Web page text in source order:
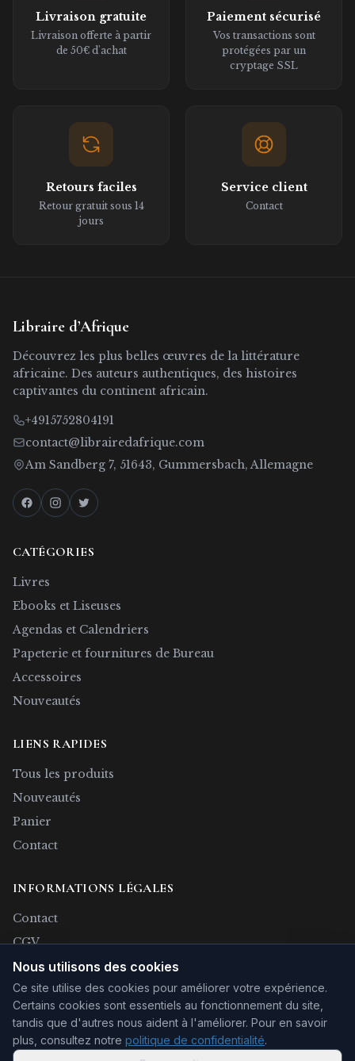
Livraison gratuite
Livraison offerte à partir
de 50€ d'achat
Paiement sécurisé
Vos transactions sont
protégées par un
cryptage SSL
Retours faciles
Retour gratuit sous 14
jours
Service client
Contact
Libraire d’Afrique
Découvrez les plus belles œuvres de la littérature
africaine. Des auteurs authentiques, des histoires
captivantes du continent africain.
+4915752804191
contact@librairedafrique.com
Am Sandberg 7, 51643, Gummersbach, Allemagne
CATÉGORIES
Livres
Ebooks et Liseuses
Agendas et Calendriers
Papeterie et fournitures de Bureau
Accessoires
Nouveautés
LIENS RAPIDES
Tous les produits
Nouveautés
Panier
Contact
INFORMATIONS LÉGALES
Contact
CGV
Confidentialité
Rétractation
Mentions légales
Nous utilisons des cookies
Ce site utilise des cookies pour améliorer votre expérience.
Certains cookies sont essentiels au fonctionnement du site,
tandis que d'autres nous aident à l'améliorer. Pour en savoir
plus, consultez notre politique de confidentialité.